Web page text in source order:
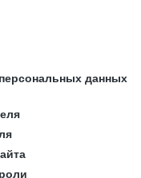
данных